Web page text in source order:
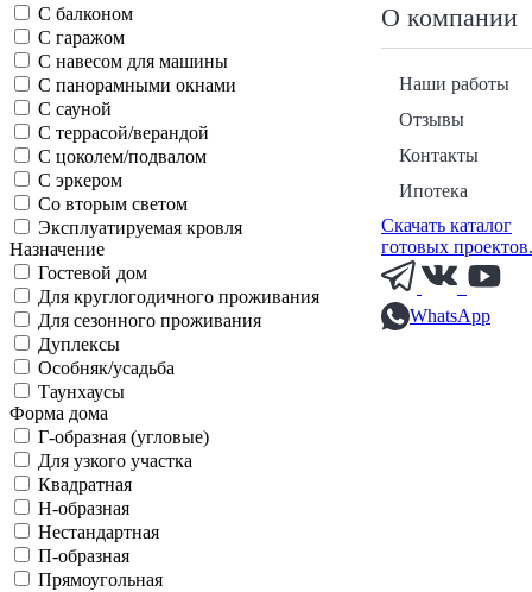
О компании
Наши работы
Отзывы
Контакты
Ипотека
Скачать каталог
готовых
WhatsApp
С балконом
С гаражом
С навесом для машины
С панорамными окнами
С сауной
С террасой/верандой
С цоколем/подвалом
С эркером
Со вторым светом
Эксплуатируемая кровля
Назначение
Гостевой дом
Для круглогодичного проживания
Для сезонного проживания
Дуплексы
Особняк/усадьба
Таунхаусы
Форма дома
Г-образная (угловые)
Для узкого участка
Квадратная
Н-образная
Нестандартная
П-образная
Прямоугольная